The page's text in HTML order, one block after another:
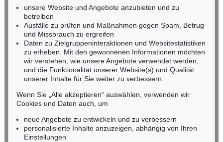
Miriam Heß
Tel.: +49 (0)62 21 58 80-038
Fax: +49 (0)62 21 58 80-595
infoheidelberg@kettererkunst.de
NORDDEUTSCHLAND
Nico Kassel, M.A.
Tel.: +49 (0)89 55244-164
Mobil: +49 (0)171 8618661
n.kassel@kettererkunst.de
Keine Auktion mehr verpassen!
unsere Website und Angebote anzubieten und zu
betreiben
Ausfälle zu prüfen und Maßnahmen gegen Spam, Betrug
und Missbrauch zu ergreifen
Daten zu Zielgruppeninteraktionen und Websitestatistiken
zu erheben. Mit den gewonnenen Informationen möchten
wir verstehen, wie unsere Angebote verwendet werden,
und die Funktionalität unserer Website(s) und Qualität
unserer Inhalte für Sie weiter zu verbessern.
Wenn Sie „Alle akzeptieren“ auswählen, verwenden wir
Cookies und Daten auch, um
neue Angebote zu entwickeln und zu verbessern
personalisierte Inhalte anzuzeigen, abhängig von Ihren
Einstellungen